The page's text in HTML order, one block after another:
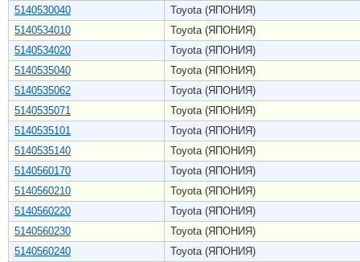
5140530040
Toyota (ЯПОНИЯ)
5140534010
Toyota (ЯПОНИЯ)
5140534020
Toyota (ЯПОНИЯ)
5140535040
Toyota (ЯПОНИЯ)
5140535062
Toyota (ЯПОНИЯ)
5140535071
Toyota (ЯПОНИЯ)
5140535101
Toyota (ЯПОНИЯ)
5140535140
Toyota (ЯПОНИЯ)
5140560170
Toyota (ЯПОНИЯ)
5140560210
Toyota (ЯПОНИЯ)
5140560220
Toyota (ЯПОНИЯ)
5140560230
Toyota (ЯПОНИЯ)
5140560240
Toyota (ЯПОНИЯ)